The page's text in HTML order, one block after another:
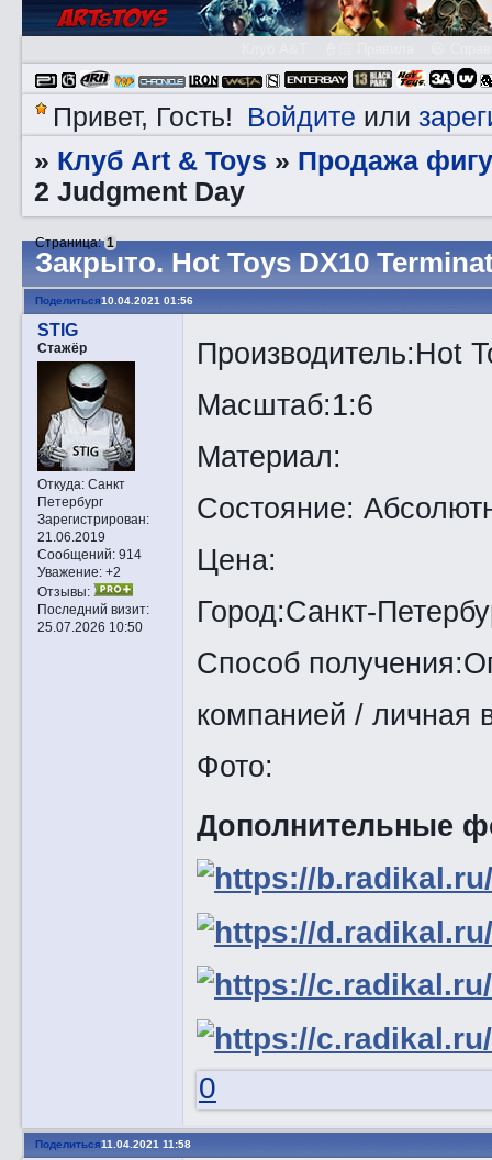
Привет, Гость! Войдите или
» Клуб Art & Toys » Продажа
2 Judgment Day
Закрытo. Hot Toys DX10
Страница:1
Поделиться10.04.2021 01:56
STIG
Стажёр
Откуда:Санкт
Петербург
Зарегистрирован:
21.06.2019
Сообщений:914
Уважение: +2
Отзывы:
Последний визит:
25.07.2026 10:50
Производитель:Hot
Масштаб:1:6
Материал:
Состояние:
Цена:
Город:Санкт-
Способ
компанией / личная
Фото:
Дополнительные
0
Поделиться11.04.2021 11:58